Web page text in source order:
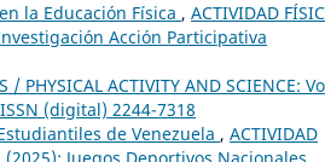
la Educación Física , ACTIVIDAD
Investigación Acción Participativa
/ PHYSICAL ACTIVITY AND SCIENCE:
(digital) 2244-7318
de Venezuela , ACTIVIDAD